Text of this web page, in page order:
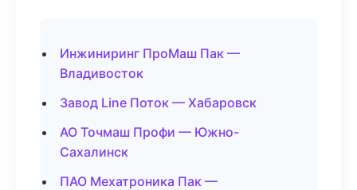
Инжиниринг ПроМаш Пак —
Владивосток
Завод Line Поток — Хабаровск
АО Точмаш Профи — Южно-
Сахалинск
ПАО Мехатроника Пак —